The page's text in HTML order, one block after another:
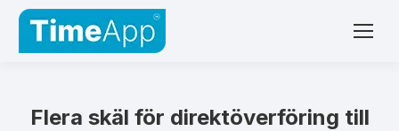
Flera skäl för direktöverföring till